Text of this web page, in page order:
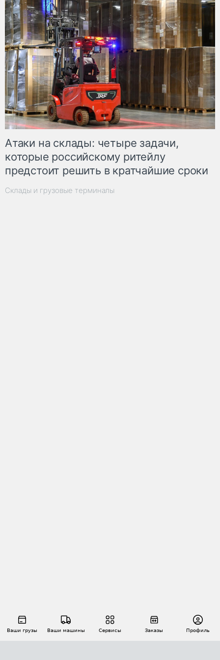
Ваши грузы Ваши машины Сервисы Заказы Профиль
Атаки на склады: четыре задачи,
которые российскому ритейлу
предстоит решить в кратчайшие сроки
Склады и грузовые терминалы